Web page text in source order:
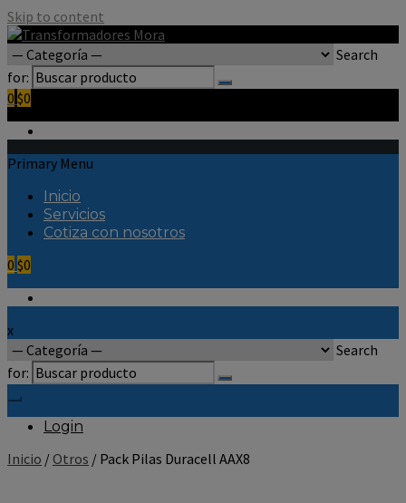
Skip to content
Search
for:
0 $0
Primary Menu
Inicio
Servicios
Cotiza con nosotros
0 $0
x
Search
for:
Login
Inicio / Otros / Pack Pilas Duracell AAX8